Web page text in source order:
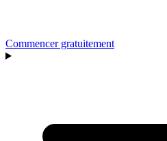
Commencer gratuitement